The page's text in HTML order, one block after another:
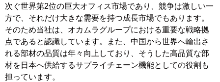
次ぐ世界第2位の巨大オフィス市場であり、競争は激しい一
方で、それだけ大きな需要を持つ成長市場でもあります。
そのため当社は、オカムラグループにおける重要な戦略拠
点であると認識しています。また、中国から世界へ輸出さ
れる部材の品質は年々向上しており、そうした高品質な部
材を日本へ供給するサプライチェーン機能としての役割も
担っています。